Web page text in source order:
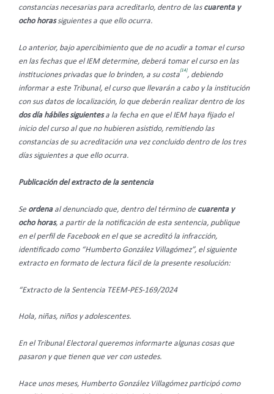
constancias necesarias para acreditarlo, dentro de las cuarenta y
ocho horassiguientes a que ello ocurra.
Lo anterior, bajo apercibimiento que de no acudir a tomar el curso
en las fechas que el IEM determine, deberá tomar el curso en las
instituciones privadas que lo brinden, a su costa
[14]
, debiendo
informar a este Tribunal, el curso que llevarán a cabo y la institución
con sus datos de localización, lo que deberán realizar dentro de los
dos día hábiles siguientesa la fecha en que el IEM haya fijado el
inicio del curso al que no hubieren asistido, remitiendo las
constancias de su acreditación una vez concluido dentro de los tres
días siguientes a que ello ocurra.
Publicación del extracto de la sentencia
Se ordenaal denunciado que, dentro del término de cuarenta y
ocho horas, a partir de la notificación de esta sentencia, publique
en el perfil de Facebook en el que se acreditó la infracción,
identificado como “Humberto González Villagómez”, el siguiente
extracto en formato de lectura fácil de la presente resolución:
“Extracto de la Sentencia TEEM-PES-169/2024
Hola, niñas, niños y adolescentes.
En el Tribunal Electoral queremos informarte algunas cosas que
pasaron y que tienen que ver con ustedes.
Hace unos meses, Humberto González Villagómez participó como